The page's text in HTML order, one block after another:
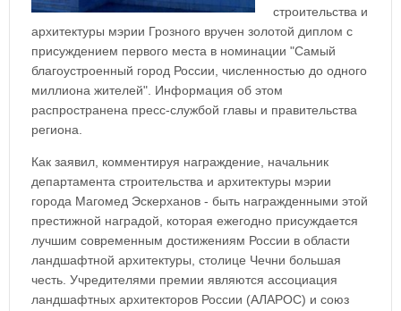
строительства и
архитектуры мэрии Грозного вручен золотой диплом с
присуждением первого места в номинации "Самый
благоустроенный город России, численностью до одного
миллиона жителей". Информация об этом
распространена пресс-службой главы и правительства
региона.
Как заявил, комментируя награждение, начальник
департамента строительства и архитектуры мэрии
города Магомед Эскерханов - быть награжденными этой
престижной наградой, которая ежегодно присуждается
лучшим современным достижениям России в области
ландшафтной архитектуры, столице Чечни большая
честь. Учредителями премии являются ассоциация
ландшафтных архитекторов России (АЛАРОС) и союз